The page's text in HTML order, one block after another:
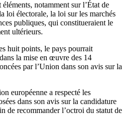
notamment sur l’État de
loi électorale, la loi sur les marchés
publiques, qui constitueraient le
ultérieurs.
huit points, le pays pourrait
la mise en œuvre des 14
par l’Union dans son avis sur la
européenne a respecté les
dans son avis sur la candidature
de recommander l’octroi du statut de